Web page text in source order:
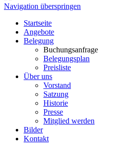
Navigation überspringen
Startseite
Angebote
Belegung
Buchungsanfrage
Belegungsplan
Preisliste
Über uns
Vorstand
Satzung
Historie
Presse
Mitglied werden
Bilder
Kontakt